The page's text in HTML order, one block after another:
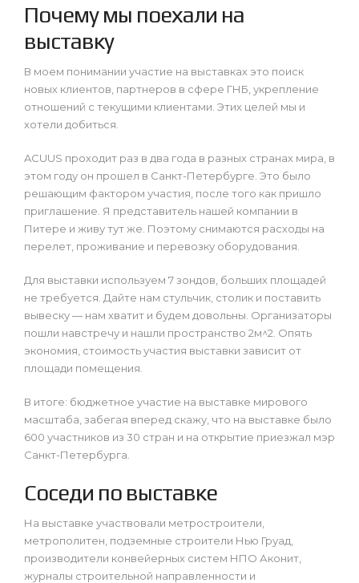
Почему мы поехали на
выставку
В моем понимании участие на выставках это поиск
новых клиентов, партнеров в сфере ГНБ, укрепление
отношений с текущими клиентами. Этих целей мы и
хотели добиться.
ACUUS проходит раз в два года в разных странах мира, в
этом году он прошел в Санкт-Петербурге. Это было
решающим фактором участия, после того как пришло
приглашение. Я представитель нашей компании в
Питере и живу тут же. Поэтому снимаются расходы на
перелет, проживание и перевозку оборудования.
Для выставки используем 7 зондов, больших площадей
не требуется. Дайте нам стульчик, столик и поставить
вывеску — нам хватит и будем довольны. Организаторы
пошли навстречу и нашли пространство 2м^2. Опять
экономия, стоимость участия выставки зависит от
площади помещения.
В итоге: бюджетное участие на выставке мирового
масштаба, забегая вперед скажу, что на выставке было
600 участников из 30 стран и на открытие приезжал мэр
Санкт-Петербурга.
Соседи по выставке
На выставке участвовали метростроители,
метрополитен, подземные строители Нью Груад,
производители конвейерных систем НПО Аконит,
журналы строительной направленности и